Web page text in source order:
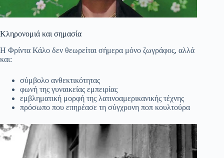
Κληρονομιά και σημασία
Η Φρίντα Κάλο δεν θεωρείται σήμερα μόνο ζωγράφος, αλλά
και:
σύμβολο ανθεκτικότητας
φωνή της γυναικείας εμπειρίας
εμβληματική μορφή της λατινοαμερικανικής τέχνης
πρόσωπο που επηρέασε τη σύγχρονη ποπ κουλτούρα